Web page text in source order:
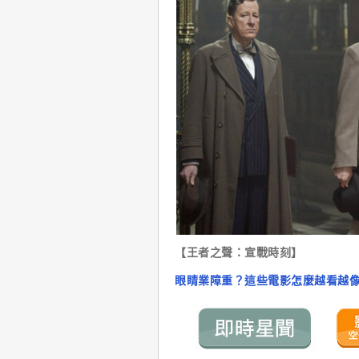
【王者之聲：宣戰時刻】
眼睛業障重？這些電影怎麼越看越